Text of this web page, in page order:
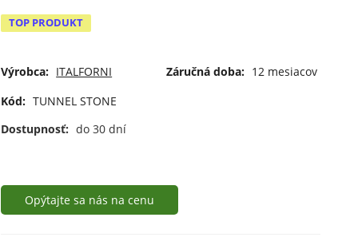
TOP PRODUKT
Výrobca: ITALFORNI Záručná doba: 12 mesiacov
Kód: TUNNEL STONE
Dostupnosť: do 30 dní
Opýtajte sa nás na cenu